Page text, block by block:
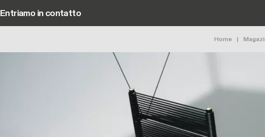
Main navigation
Entriamo in contatto
Home